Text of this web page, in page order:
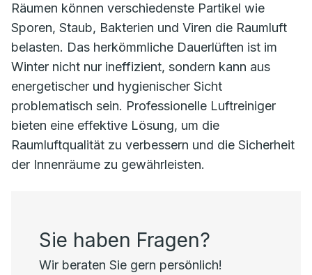
Räumen können verschiedenste Partikel wie
Sporen, Staub, Bakterien und Viren die Raumluft
belasten. Das herkömmliche Dauerlüften ist im
Winter nicht nur ineffizient, sondern kann aus
energetischer und hygienischer Sicht
problematisch sein. Professionelle Luftreiniger
bieten eine effektive Lösung, um die
Raumluftqualität zu verbessern und die Sicherheit
der Innenräume zu gewährleisten.
Sie haben Fragen?
Wir beraten Sie gern persönlich!